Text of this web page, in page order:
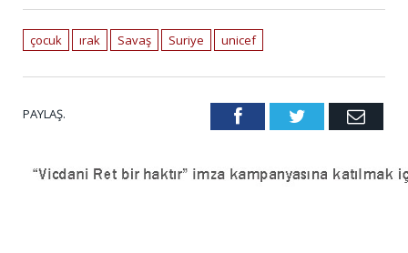
çocuk ırak Savaş Suriye unicef
PAYLAŞ. FacebookTwitter Email